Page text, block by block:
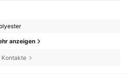
anzeigen
Kontakte